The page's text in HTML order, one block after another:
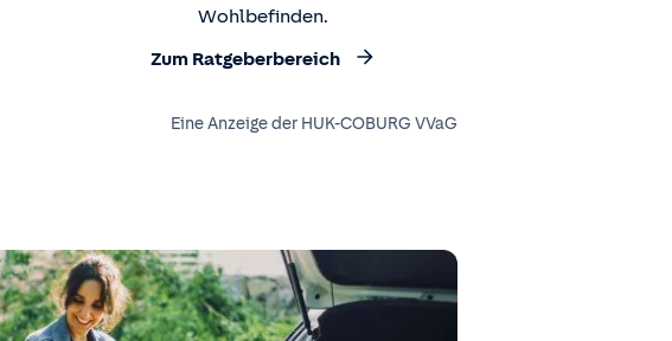
Wohlbefinden.
Zum Ratgeberbereich
Eine Anzeige der HUK-COBURG VVaG